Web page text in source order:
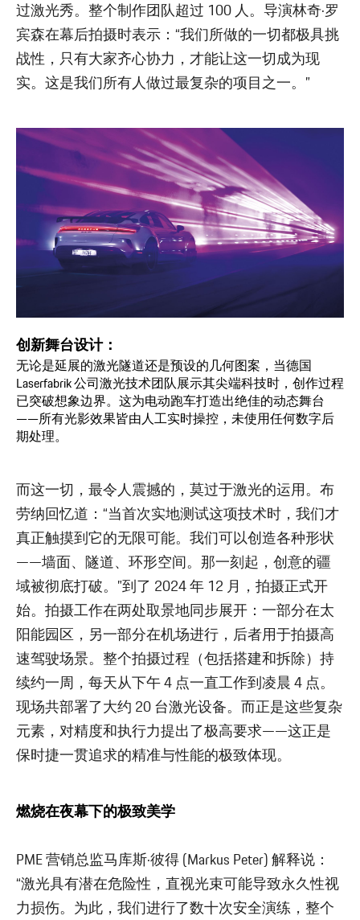
过激光秀。整个制作团队超过 100 人。导演林奇·罗
宾森在幕后拍摄时表示：“我们所做的一切都极具挑
战性，只有大家齐心协力，才能让这一切成为现
实。这是我们所有人做过最复杂的项目之一。”
创新舞台设计：
无论是延展的激光隧道还是预设的几何图案，当德国
Laserfabrik 公司激光技术团队展示其尖端科技时，创作过程
已突破想象边界。这为电动跑车打造出绝佳的动态舞台
——所有光影效果皆由人工实时操控，未使用任何数字后
期处理。
而这一切，最令人震撼的，莫过于激光的运用。布
劳纳回忆道：“当首次实地测试这项技术时，我们才
真正触摸到它的无限可能。我们可以创造各种形状
——墙面、隧道、环形空间。那一刻起，创意的疆
域被彻底打破。”到了 2024 年 12 月，拍摄正式开
始。拍摄工作在两处取景地同步展开：一部分在太
阳能园区，另一部分在机场进行，后者用于拍摄高
速驾驶场景。整个拍摄过程（包括搭建和拆除）持
续约一周，每天从下午 4 点一直工作到凌晨 4 点。
现场共部署了大约 20 台激光设备。而正是这些复杂
元素，对精度和执行力提出了极高要求——这正是
保时捷一贯追求的精准与性能的极致体现。
燃烧在夜幕下的极致美学
PME 营销总监马库斯·彼得 (Markus Peter) 解释说：
“激光具有潜在危险性，直视光束可能导致永久性视
力损伤。为此，我们进行了数十次安全演练，整个